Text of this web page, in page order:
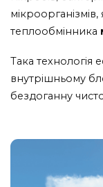
теплообмінника
Така технологія
внутрішньому
бездоганну